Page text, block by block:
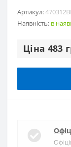
Артикул:
Наявність: в
Цiна 483